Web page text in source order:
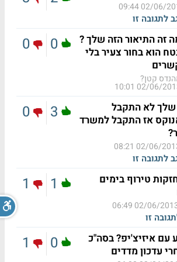
02/06/2013
לתגובה זו
זה התיאור הזה שלך ?
הוא בחור צעיר בלי
קטן?
02/06/2013
0
0
שלך לא התקבל
אז התקבל למשרד
02/06/2013
לתגובה זו
3
0
טירוף בימים
02/06/2013
זו
1
1
עם איזיצ'יפ? בסה"כ
עדכון מדדים
0
1